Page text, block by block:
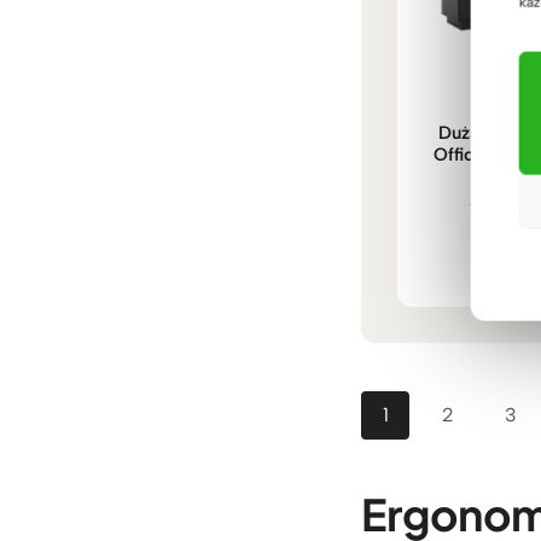
Duża
Office 160
1 2 3